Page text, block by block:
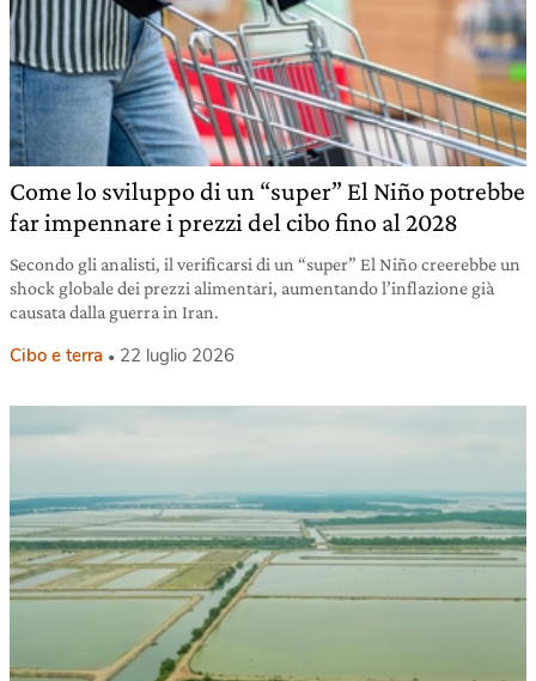
Come lo sviluppo di un “super” El Niño potrebbe
far impennare i prezzi del cibo fino al 2028
Secondo gli analisti, il verificarsi di un “super” El Niño creerebbe un
shock globale dei prezzi alimentari, aumentando l’inflazione già
causata dalla guerra in Iran.
Cibo e terra 22 luglio 2026